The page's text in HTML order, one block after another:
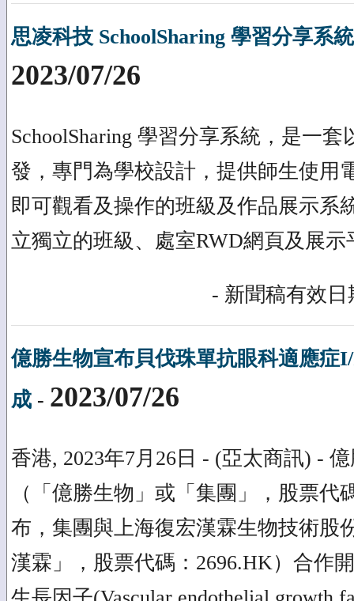
思凌科技 SchoolSharing 學習分享系
2023/07/26
SchoolSharing 學習分享系統，是一
發，專門為學校設計，提供師生使用
即可觀看及操作的班級及作品展示系
立獨立的班級、處室RWD網頁及展示
- 新聞稿有效日
億勝生物宣布貝伐珠單抗眼科適應症
成 - 2023/07/26
香港, 2023年7月26日 - (亞太商訊) -
（「億勝生物」或「集團」，股票代
布，集團與上海復宏漢霖生物技術股
漢霖」，股票代碼：2696.HK）合作